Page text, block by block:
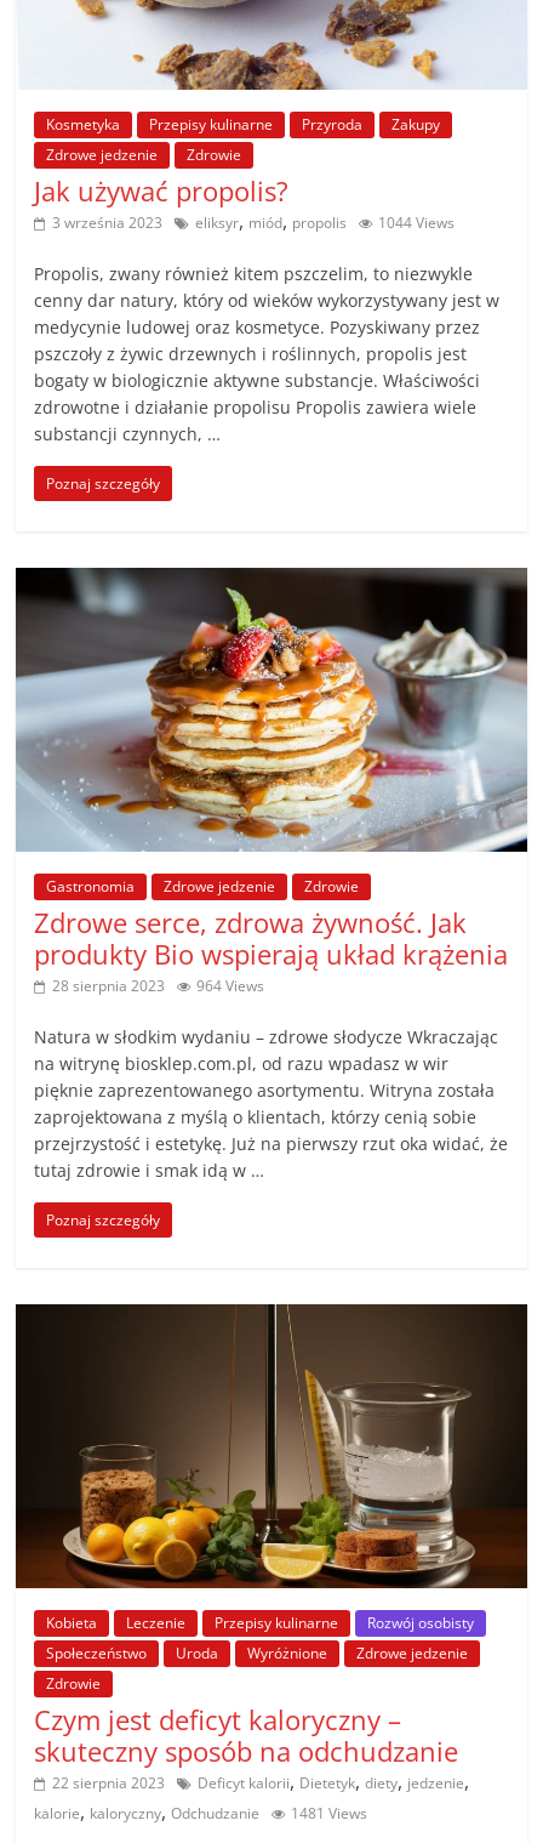
Kosmetyka Przepisy kulinarne Przyroda
Zakupy
Zdrowe jedzenie
Zdrowie
Jak używać propolis?
3 września 2023 eliksyr, miód, propolis 1044 Views
Propolis, zwany również kitem pszczelim, to niezwykle
cenny dar natury, który od wieków wykorzystywany jest w
medycynie ludowej oraz kosmetyce. Pozyskiwany przez
pszczoły z żywic drzewnych i roślinnych, propolis jest
bogaty w biologicznie aktywne substancje. Właściwości
zdrowotne i działanie propolisu Propolis zawiera wiele
substancji czynnych, …
Poznaj szczegóły
Gastronomia Zdrowe jedzenie Zdrowie
Zdrowe serce, zdrowa żywność. Jak
produkty Bio wspierają układ krążenia
28 sierpnia 2023 964 Views
Natura w słodkim wydaniu – zdrowe słodycze Wkraczając
na witrynę biosklep.com.pl, od razu wpadasz w wir
pięknie zaprezentowanego asortymentu. Witryna została
zaprojektowana z myślą o klientach, którzy cenią sobie
przejrzystość i estetykę. Już na pierwszy rzut oka widać, że
tutaj zdrowie i smak idą w …
Poznaj szczegóły
Kobieta Leczenie Przepisy kulinarne
Rozwój osobisty
Społeczeństwo
Uroda Wyróżnione
Zdrowe jedzenie
Zdrowie
Czym jest deficyt kaloryczny –
skuteczny sposób na odchudzanie
22 sierpnia 2023 Deficyt kalorii, Dietetyk,diety, jedzenie,
kalorie, kaloryczny,Odchudzanie 1481 Views